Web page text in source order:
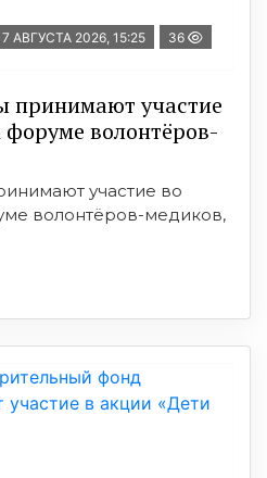
7 АВГУСТА 2026, 15:25 36
участие
волонтёров-
участие во
волонтёров-медиков,